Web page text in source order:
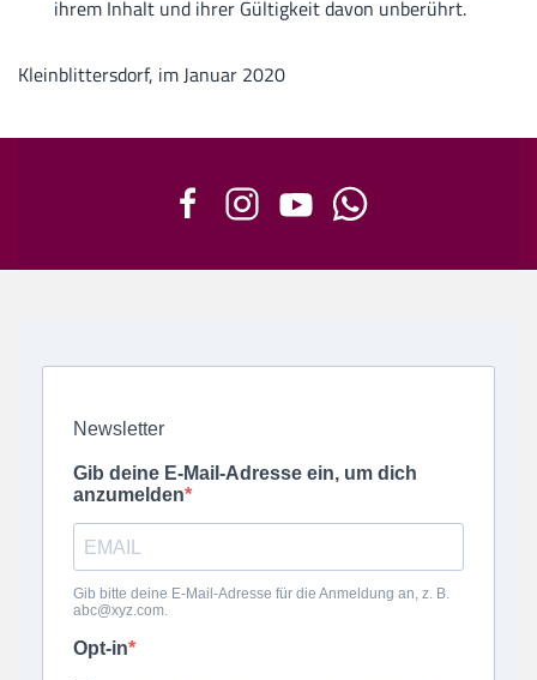
ihrem Inhalt und ihrer Gültigkeit davon unberührt.
Kleinblittersdorf, im Januar 2020